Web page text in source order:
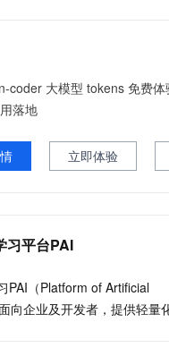
coder 大模型 tokens 免费体
落地
立即体验
习平台PAI
PAI（Platform of Artificial
向企业及开发者，提供轻量